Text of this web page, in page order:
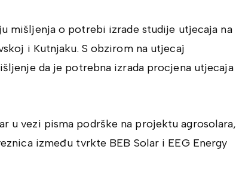
mišljenja o potrebi izrade studije utjecaja na
i Kutnjaku. S obzirom na utjecaj
da je potrebna izrada procjena utjecaja
u vezi pisma podrške na projektu agrosolara,
između tvrkte BEB Solar i EEG Energy